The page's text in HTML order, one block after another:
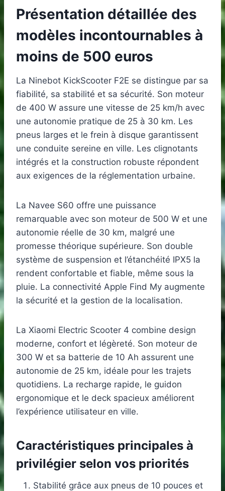
Présentation détaillée des
modèles incontournables à
moins de 500 euros
La Ninebot KickScooter F2E se distingue par sa
fiabilité, sa stabilité et sa sécurité. Son moteur
de 400 W assure une vitesse de 25 km/h avec
une autonomie pratique de 25 à 30 km. Les
pneus larges et le frein à disque garantissent
une conduite sereine en ville. Les clignotants
intégrés et la construction robuste répondent
aux exigences de la réglementation urbaine.
La Navee S60 offre une puissance
remarquable avec son moteur de 500 W et une
autonomie réelle de 30 km, malgré une
promesse théorique supérieure. Son double
système de suspension et l’étanchéité IPX5 la
rendent confortable et fiable, même sous la
pluie. La connectivité Apple Find My augmente
la sécurité et la gestion de la localisation.
La Xiaomi Electric Scooter 4 combine design
moderne, confort et légèreté. Son moteur de
300 W et sa batterie de 10 Ah assurent une
autonomie de 25 km, idéale pour les trajets
quotidiens. La recharge rapide, le guidon
ergonomique et le deck spacieux améliorent
l’expérience utilisateur en ville.
Caractéristiques principales à
privilégier selon vos priorités
Stabilité grâce aux pneus de 10 pouces et